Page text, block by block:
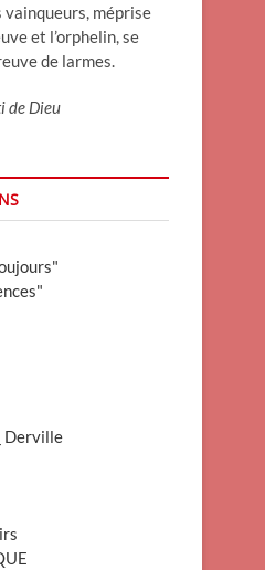
vainqueurs, méprise
et l’orphelin, se
de larmes.
de Dieu
Derville